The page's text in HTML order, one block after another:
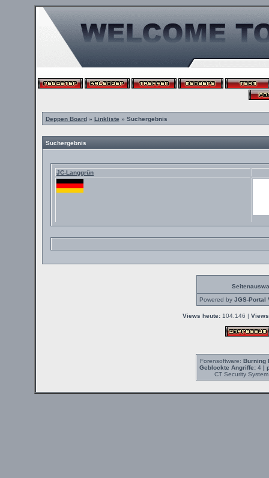
Deppen Board» Linkliste » Suchergebnis
Suchergebnis
JC-Langgrün
Powered by JGS-Portal
Views heute: 104.146 |
Forensoftware: Burning
Geblockte Angriffe:4 |
CT Security